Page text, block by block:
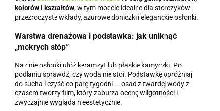
kolorów i kształtów, w tym modele idealne dla storczyków:
przezroczyste wkłady, ażurowe doniczki i eleganckie osłonki.
Warstwa drenażowa i podstawka: jak uniknąć
„mokrych stóp”
Na dnie osłonki ułóż keramzyt lub płaskie kamyczki. Po
podlaniu sprawdź, czy woda nie stoi. Podstawkę opróżniaj
do sucha i czyść co parę tygodni — osad z twardej wody z
czasem tworzy film, który zaburza ocenę wilgotności i
zwyczajnie wygląda nieestetycznie.